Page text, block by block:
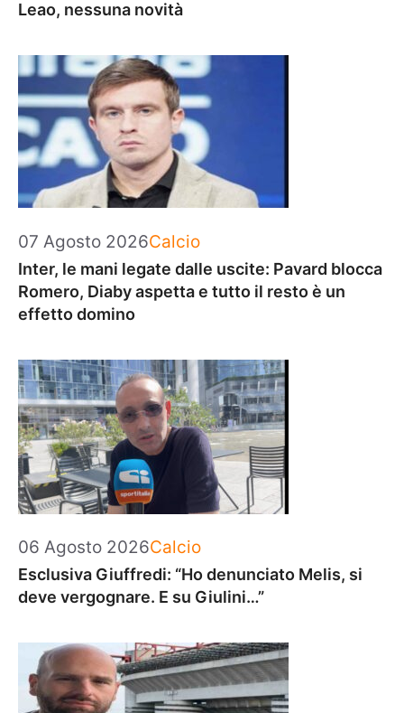
Leao, nessuna novità
07 Agosto 2026Categorie
Calcio
Inter, le mani legate dalle uscite: Pavard blocca
Romero, Diaby aspetta e tutto il resto è un
effetto domino
06 Agosto 2026Categorie
Calcio
Esclusiva Giuffredi: “Ho denunciato Melis, si
deve vergognare. E su Giulini…”